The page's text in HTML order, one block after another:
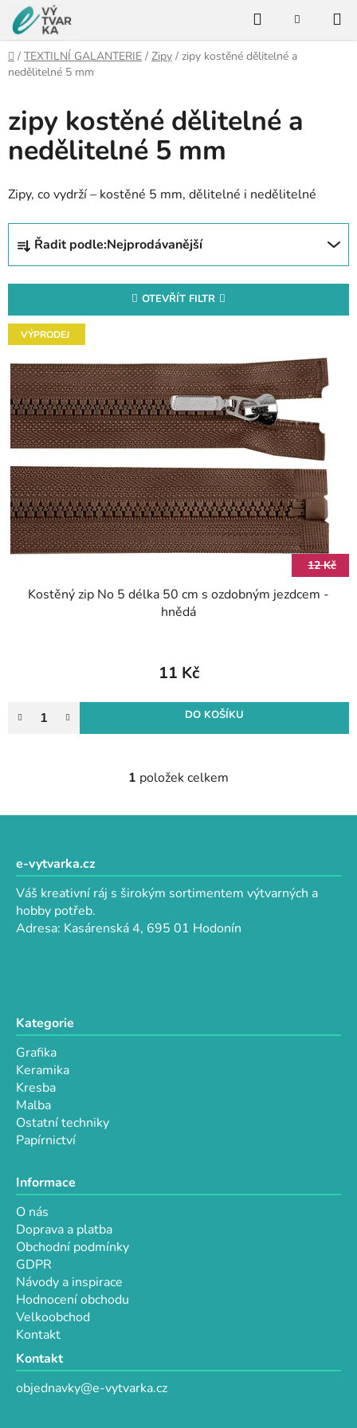
Přejít
na
obsah
HledatNÁKUPNÍ
Domů
/ TEXTILNÍ GALANTERIE / Zipy / zipy kostěné dělitelné a
nedělitelné 5 mm
zipy kostěné dělitelné a
nedělitelné 5 mm
Zipy, co vydrží – kostěné 5 mm, dělitelné i nedělitelné
Ř
z
n
p
r
o
d
u
k
t
ů
Řadit podle:Nejprodávanější
OTEVŘÍT FILTR
ý
p
i
s
p
r
o
d
u
k
t
VÝPRODEJ
12 Kč
Kostěný zip No 5 délka 50 cm s ozdobným jezdcem -
hnědá
11 Kč
DO KOŠÍKU
O
l
a
c
p
ý
1 položek celkem
e-vytvarka.cz
Váš kreativní ráj s širokým sortimentem výtvarných a
hobby potřeb.
Adresa: Kasárenská 4, 695 01 Hodonín
Kategorie
Grafika
Keramika
Kresba
Malba
Ostatní techniky
Papírnictví
Informace
O nás
Doprava a platba
Obchodní podmínky
GDPR
Návody a inspirace
Hodnocení obchodu
Velkoobchod
Kontakt
Kontakt
objednavky@e-vytvarka.cz